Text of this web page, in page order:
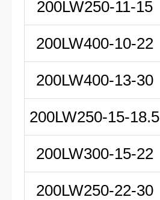
200LW250-11-15
200LW400-10-22
200LW400-13-30
200LW250-15-18.5
200LW300-15-22
200LW250-22-30